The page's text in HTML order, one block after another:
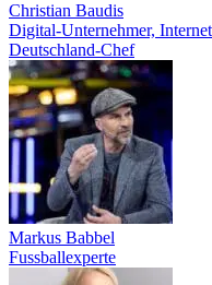
Christian Baudis
Digital-Unternehmer,
Deutschland-Chef
Markus Babbel
Fussballexperte